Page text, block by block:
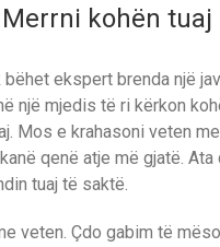
kohën tuaj
ekspert brenda një
një mjedis të ri kërkon
Mos e krahasoni veten me
qenë atje më gjatë. Ata
tuaj të saktë.
veten. Çdo gabim të